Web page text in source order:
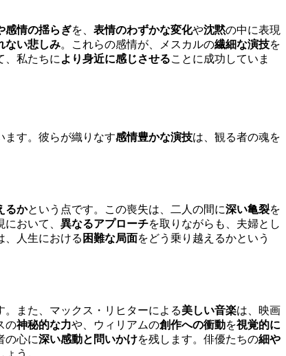
感情の揺らぎを、 表情のわずかな変化や沈黙の中に表現
ない悲しみ。これらの感情が、メスカルの繊細な演技を
、私たちに より身近に感じさせることに成功していま
ます。彼らが織りなす感情豊かな演技は、観る者の魂を
るかという点です。この喪失は、二人の間に深い亀裂を
おいて、 異なるアプローチを取りながらも、夫婦とし
、人生における 困難な局面をどう乗り越えるかという
。また、マックス・リヒターによる美しい音楽は、映画
の神秘的な力や、ウィリアムの創作への衝動を視覚的に
の心に深い感動と問いかけを残します。俳優たちの細や